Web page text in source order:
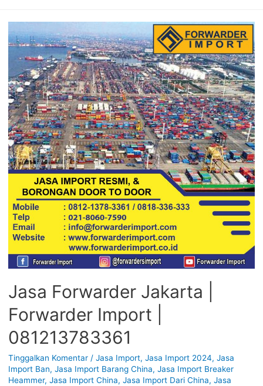
Jasa Forwarder Jakarta |
Forwarder Import |
081213783361
Tinggalkan Komentar / Jasa Import, Jasa Import 2024, Jasa
Import Ban, Jasa Import Barang China, Jasa Import Breaker
Heammer, Jasa Import China, Jasa Import Dari China, Jasa